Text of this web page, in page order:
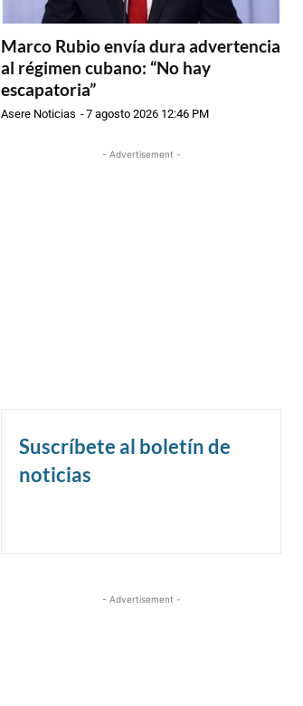
Marco Rubio envía dura advertencia
al régimen cubano: “No hay
escapatoria”
Asere Noticias -7 agosto 2026 12:46 PM
- Advertisement -
Suscríbete al boletín de
noticias
- Advertisement -